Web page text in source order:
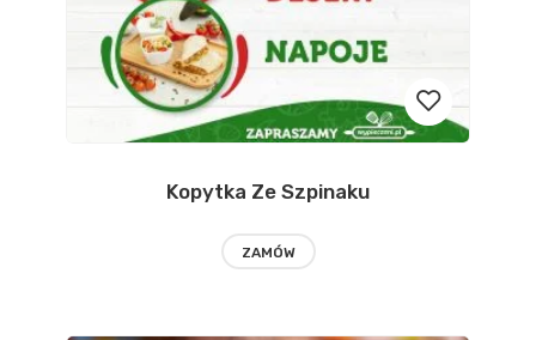
Kopytka Ze Szpinaku
ZAMÓW